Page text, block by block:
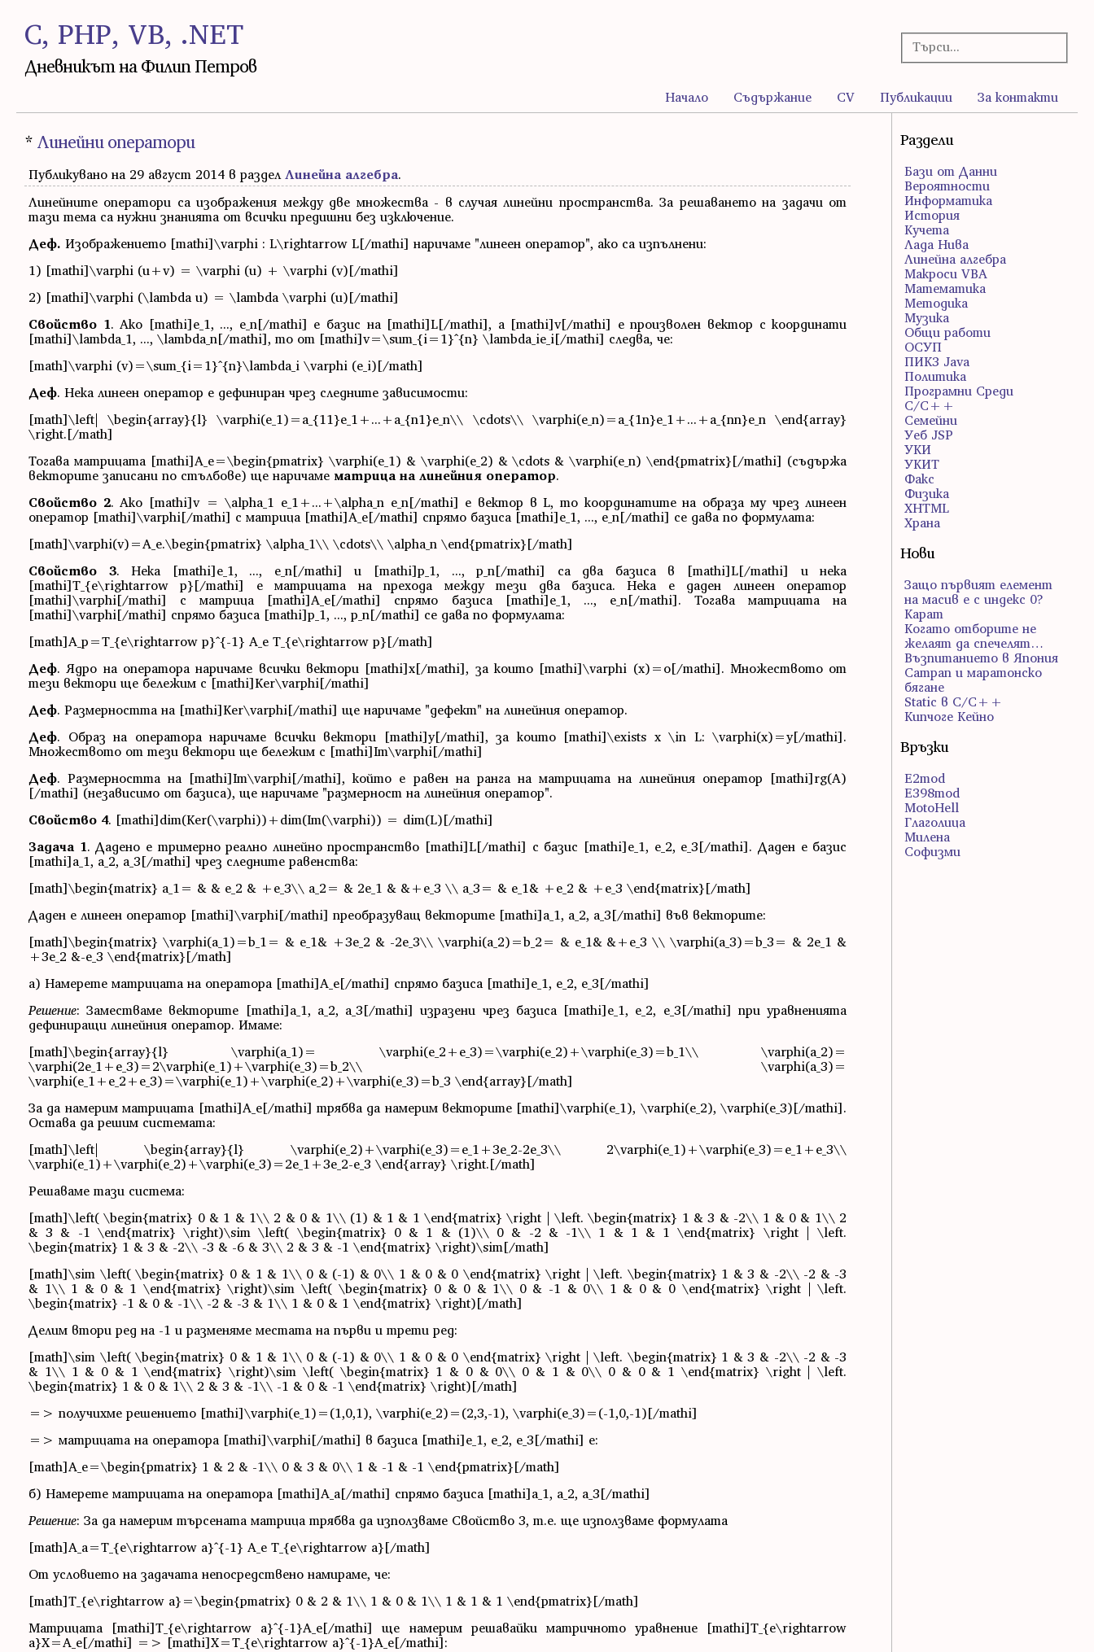
C, PHP, VB, .NET
Дневникът на Филип Петров
Начало Съдържание CV Публикации За контакти
* Линейни оператори
Публикувано на 29 август 2014 в раздел Линейна алгебра.
Линейните оператори са изображения между две множества - в случая линейни пространства. За решаването на задачи от
тази тема са нужни знанията от всички предишни без изключение.
Деф. Изображението [mathi]\varphi : L\rightarrow L[/mathi] наричаме "линеен оператор", ако са изпълнени:
1) [mathi]\varphi (u+v) = \varphi (u) + \varphi (v)[/mathi]
2) [mathi]\varphi (\lambda u) = \lambda \varphi (u)[/mathi]
Свойство 1. Ако [mathi]е_1, ..., e_n[/mathi] е базис на [mathi]L[/mathi], а [mathi]v[/mathi] е произволен вектор с координати
[mathi]\lambda_1, ..., \lambda_n[/mathi], то от [mathi]v=\sum_{i=1}^{n} \lambda_ie_i[/mathi] следва, че:
[math]\varphi (v)=\sum_{i=1}^{n}\lambda_i \varphi (e_i)[/math]
Деф. Нека линеен оператор е дефиниран чрез следните зависимости:
[math]\left| \begin{array}{l} \varphi(e_1)=a_{11}e_1+...+a_{n1}e_n\\ \cdots\\ \varphi(e_n)=a_{1n}e_1+...+a_{nn}e_n \end{array}
\right.[/math]
Тогава матрицата [mathi]A_e=\begin{pmatrix} \varphi(e_1) & \varphi(e_2) & \cdots & \varphi(e_n) \end{pmatrix}[/mathi] (съдържа
векторите записани по стълбове) ще наричаме матрица на линейния оператор.
Свойство 2. Ако [mathi]v = \alpha_1 e_1+...+\alpha_n e_n[/mathi] е вектор в L, то координатите на образа му чрез линеен
оператор [mathi]\varphi[/mathi] с матрица [mathi]A_e[/mathi] спрямо базиса [mathi]е_1, ..., e_n[/mathi] се дава по формулата:
[math]\varphi(v)=A_e.\begin{pmatrix} \alpha_1\\ \cdots\\ \alpha_n \end{pmatrix}[/math]
Свойство 3. Нека [mathi]е_1, ..., e_n[/mathi] и [mathi]p_1, ..., p_n[/mathi] са два базиса в [mathi]L[/mathi] и нека
[mathi]T_{e\rightarrow p}[/mathi] е матрицата на прехода между тези два базиса. Нека е даден линеен оператор
[mathi]\varphi[/mathi] с матрица [mathi]A_e[/mathi] спрямо базиса [mathi]е_1, ..., e_n[/mathi]. Тогава матрицата на
[mathi]\varphi[/mathi] спрямо базиса [mathi]p_1, ..., p_n[/mathi] се дава по формулата:
[math]A_p=T_{e\rightarrow p}^{-1} A_e T_{e\rightarrow p}[/math]
Деф. Ядро на оператора наричаме всички вектори [mathi]x[/mathi], за които [mathi]\varphi (x)=o[/mathi]. Множеството от
тези вектори ще бележим с [mathi]Ker\varphi[/mathi]
Деф. Размерността на [mathi]Ker\varphi[/mathi] ще наричаме "дефект" на линейния оператор.
Деф. Образ на оператора наричаме всички вектори [mathi]y[/mathi], за които [mathi]\exists x \in L: \varphi(x)=y[/mathi].
Множеството от тези вектори ще бележим с [mathi]Im\varphi[/mathi]
Деф. Размерността на [mathi]Im\varphi[/mathi], който е равен на ранга на матрицата на линейния оператор [mathi]rg(A)
[/mathi] (независимо от базиса), ще наричаме "размерност на линейния оператор".
Свойство 4. [mathi]dim(Ker(\varphi))+dim(Im(\varphi)) = dim(L)[/mathi]
Задача 1. Дадено е тримерно реално линейно пространство [mathi]L[/mathi] с базис [mathi]е_1, е_2, e_3[/mathi]. Даден е базис
[mathi]a_1, a_2, a_3[/mathi] чрез следните равенства:
[math]\begin{matrix} a_1= & & e_2 & +e_3\\ a_2= & 2e_1 & &+e_3 \\ a_3= & e_1& +e_2 & +e_3 \end{matrix}[/math]
Даден е линеен оператор [mathi]\varphi[/mathi] преобразуващ векторите [mathi]a_1, a_2, a_3[/mathi] във векторите:
[math]\begin{matrix} \varphi(a_1)=b_1= & e_1& +3e_2 & -2e_3\\ \varphi(a_2)=b_2= & e_1& &+e_3 \\ \varphi(a_3)=b_3= & 2e_1 &
+3e_2 &-e_3 \end{matrix}[/math]
a) Намерете матрицата на оператора [mathi]A_e[/mathi] спрямо базиса [mathi]е_1, е_2, e_3[/mathi]
Решение: Заместваме векторите [mathi]a_1, a_2, a_3[/mathi] изразени чрез базиса [mathi]е_1, е_2, e_3[/mathi] при уравненията
дефиниращи линейния оператор. Имаме:
[math]\begin{array}{l} \varphi(a_1)= \varphi(e_2+e_3)=\varphi(e_2)+\varphi(e_3)=b_1\\ \varphi(a_2)=
\varphi(2e_1+e_3)=2\varphi(e_1)+\varphi(e_3)=b_2\\ \varphi(a_3)=
\varphi(e_1+e_2+e_3)=\varphi(e_1)+\varphi(e_2)+\varphi(e_3)=b_3 \end{array}[/math]
За да намерим матрицата [mathi]A_e[/mathi] трябва да намерим векторите [mathi]\varphi(e_1), \varphi(e_2), \varphi(e_3)[/mathi].
Остава да решим системата:
[math]\left| \begin{array}{l} \varphi(e_2)+\varphi(e_3)=e_1+3e_2-2e_3\\ 2\varphi(e_1)+\varphi(e_3)=e_1+e_3\\
\varphi(e_1)+\varphi(e_2)+\varphi(e_3)=2e_1+3e_2-e_3 \end{array} \right.[/math]
Решаваме тази система:
[math]\left( \begin{matrix} 0 & 1 & 1\\ 2 & 0 & 1\\ (1) & 1 & 1 \end{matrix} \right | \left. \begin{matrix} 1 & 3 & -2\\ 1 & 0 & 1\\ 2
& 3 & -1 \end{matrix} \right)\sim \left( \begin{matrix} 0 & 1 & (1)\\ 0 & -2 & -1\\ 1 & 1 & 1 \end{matrix} \right | \left.
\begin{matrix} 1 & 3 & -2\\ -3 & -6 & 3\\ 2 & 3 & -1 \end{matrix} \right)\sim[/math]
[math]\sim \left( \begin{matrix} 0 & 1 & 1\\ 0 & (-1) & 0\\ 1 & 0 & 0 \end{matrix} \right | \left. \begin{matrix} 1 & 3 & -2\\ -2 & -3
& 1\\ 1 & 0 & 1 \end{matrix} \right)\sim \left( \begin{matrix} 0 & 0 & 1\\ 0 & -1 & 0\\ 1 & 0 & 0 \end{matrix} \right | \left.
\begin{matrix} -1 & 0 & -1\\ -2 & -3 & 1\\ 1 & 0 & 1 \end{matrix} \right)[/math]
Делим втори ред на -1 и разменяме местата на първи и трети ред:
[math]\sim \left( \begin{matrix} 0 & 1 & 1\\ 0 & (-1) & 0\\ 1 & 0 & 0 \end{matrix} \right | \left. \begin{matrix} 1 & 3 & -2\\ -2 & -3
& 1\\ 1 & 0 & 1 \end{matrix} \right)\sim \left( \begin{matrix} 1 & 0 & 0\\ 0 & 1 & 0\\ 0 & 0 & 1 \end{matrix} \right | \left.
\begin{matrix} 1 & 0 & 1\\ 2 & 3 & -1\\ -1 & 0 & -1 \end{matrix} \right)[/math]
=> получихме решението [mathi]\varphi(e_1)=(1,0,1), \varphi(e_2)=(2,3,-1), \varphi(e_3)=(-1,0,-1)[/mathi]
=> матрицата на оператора [mathi]\varphi[/mathi] в базиса [mathi]е_1, е_2, e_3[/mathi] e:
[math]A_e=\begin{pmatrix} 1 & 2 & -1\\ 0 & 3 & 0\\ 1 & -1 & -1 \end{pmatrix}[/math]
б) Намерете матрицата на оператора [mathi]A_a[/mathi] спрямо базиса [mathi]a_1, a_2, a_3[/mathi]
Решение: За да намерим търсената матрица трябва да използваме Свойство 3, т.е. ще използваме формулата
[math]A_a=T_{e\rightarrow a}^{-1} A_e T_{e\rightarrow a}[/math]
От условието на задачата непосредствено намираме, че:
[math]T_{e\rightarrow a}=\begin{pmatrix} 0 & 2 & 1\\ 1 & 0 & 1\\ 1 & 1 & 1 \end{pmatrix}[/math]
Матрицата [mathi]T_{e\rightarrow a}^{-1}A_e[/mathi] ще намерим решавайки матричното уравнение [mathi]T_{e\rightarrow
a}X=A_e[/mathi] => [mathi]X=T_{e\rightarrow a}^{-1}A_e[/mathi]:
Раздели
Бази от Данни
Вероятности
Информатика
История
Кучета
Лада Нива
Линейна алгебра
Макроси VBA
Математика
Методика
Музика
Общи работи
ОСУП
ПИК3 Java
Политика
Програмни Среди
С/С++
Семейни
Уеб JSP
УКИ
УКИТ
Факс
Физика
ХHTML
Храна
Нови
Защо първият елемент
на масив е с индекс 0?
Карат
Когато отборите не
желаят да спечелят…
Възпитанието в Япония
Сатрап и маратонско
бягане
Static в C/C++
Кипчоге Кейно
Връзки
E2mod
E398mod
MotoHell
Глаголица
Милена
Софизми